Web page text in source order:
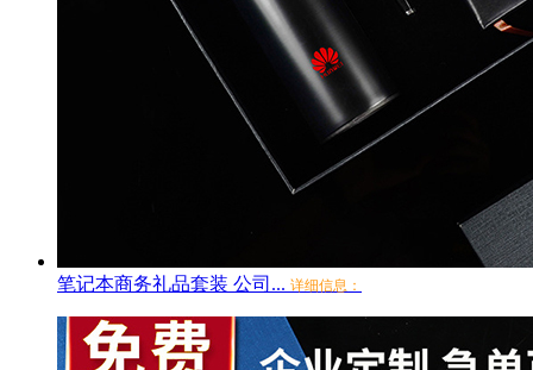
笔记本商务礼品套装 公司... 详细信息：